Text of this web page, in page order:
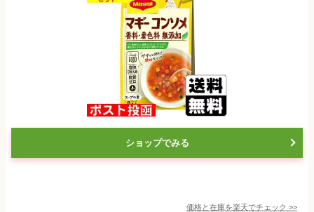
ショップでみる
価格と在庫を楽天でチェック >>